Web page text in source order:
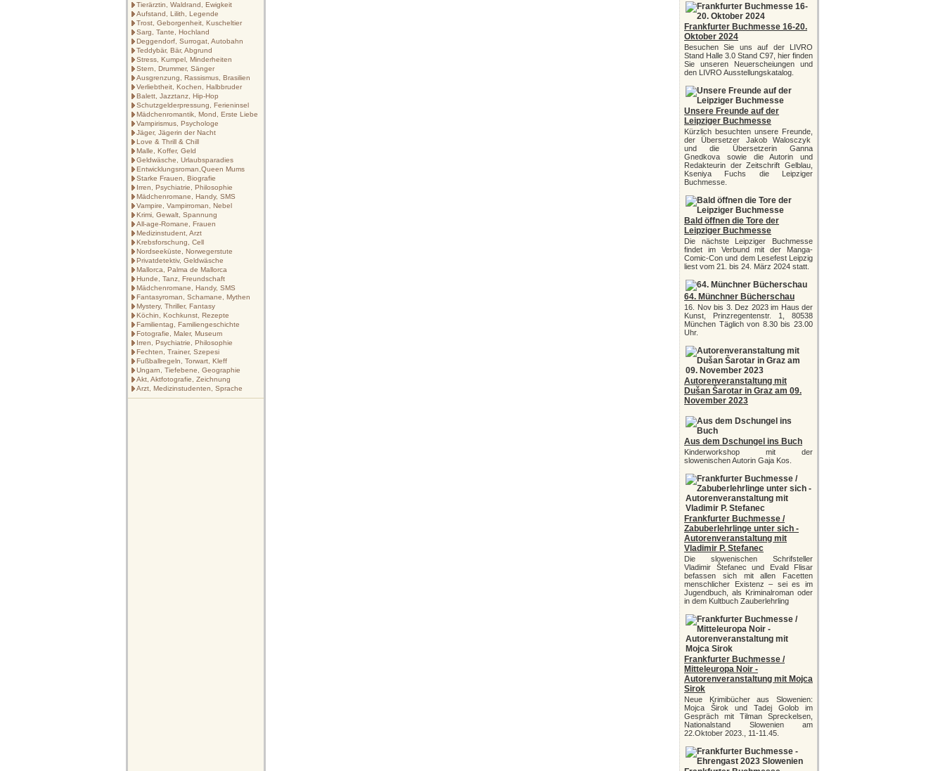
Tierärztin, Waldrand, Ewigkeit
Aufstand, Lilith, Legende
Trost, Geborgenheit, Kuscheltier
Sarg, Tante, Hochland
Deggendorf, Surrogat, Autobahn
Teddybär, Bär, Abgrund
Stress, Kumpel, Minderheiten
Stern, Drummer, Sänger
Ausgrenzung, Rassismus, Brasilien
Verliebtheit, Kochen, Halbbruder
Balett, Jazztanz, Hip-Hop
Schutzgelderpressung, Ferieninsel
Mädchenromantik, Mond, Erste Liebe
Vampirismus, Psychologe
Jäger, Jägerin der Nacht
Love & Thrill & Chill
Malle, Koffer, Geld
Geldwäsche, Urlaubsparadies
Entwicklungsroman,Queen Mums
Starke Frauen, Biografie
Irren, Psychiatrie, Philosophie
Mädchenromane, Handy, SMS
Vampire, Vampirroman, Nebel
Krimi, Gewalt, Spannung
All-age-Romane, Frauen
Medizinstudent, Arzt
Krebsforschung, Cell
Nordseeküste, Norwegerstute
Privatdetektiv, Geldwäsche
Mallorca, Palma de Mallorca
Hunde, Tanz, Freundschaft
Mädchenromane, Handy, SMS
Fantasyroman, Schamane, Mythen
Mystery, Thriller, Fantasy
Köchin, Kochkunst, Rezepte
Familientag, Familiengeschichte
Fotografie, Maler, Museum
Irren, Psychiatrie, Philosophie
Fechten, Trainer, Szepesi
Fußballregeln, Torwart, Kleff
Ungarn, Tiefebene, Geographie
Akt, Aktfotografie, Zeichnung
Arzt, Medizinstudenten, Sprache
Frankfurter Buchmesse 16-20.
Oktober 2024
Besuchen Sie uns auf der LIVRO
Stand Halle 3.0 Stand C97, hier finden
Sie unseren Neuerscheiungen und
den LIVRO Ausstellungskatalog.
Unsere Freunde auf der
Leipziger Buchmesse
Kürzlich besuchten unsere Freunde,
der Übersetzer Jakob Walosczyk
und die Übersetzerin Ganna
Gnedkova sowie die Autorin und
Redakteurin der Zeitschrift Gelblau,
Kseniya Fuchs die Leipziger
Buchmesse.
Bald öffnen die Tore der
Leipziger Buchmesse
Die nächste Leipziger Buchmesse
findet im Verbund mit der Manga-
Comic-Con und dem Lesefest Leipzig
liest vom 21. bis 24. März 2024 statt.
64. Münchner Bücherschau
16. Nov bis 3. Dez 2023 im Haus der
Kunst, Prinzregentenstr. 1, 80538
München Täglich von 8.30 bis 23.00
Uhr.
Autorenveranstaltung mit
Dušan Šarotar in Graz am 09.
November 2023
Aus dem Dschungel ins Buch
Kinderworkshop mit der
slowenischen Autorin Gaja Kos.
Frankfurter Buchmesse /
Zabuberlehrlinge unter sich -
Autorenveranstaltung mit
Vladimir P. Stefanec
Die slowenischen Schrifsteller
Vladimir Štefanec und Evald Flisar
befassen sich mit allen Facetten
menschlicher Existenz – sei es im
Jugendbuch, als Kriminalroman oder
in dem Kultbuch Zauberlehrling
Frankfurter Buchmesse /
Mitteleuropa Noir -
Autorenveranstaltung mit Mojca
Sirok
Neue Krimibücher aus Slowenien:
Mojca Širok und Tadej Golob im
Gespräch mit Tilman Spreckelsen,
Nationalstand Slowenien am
22.Oktober 2023., 11-11.45.